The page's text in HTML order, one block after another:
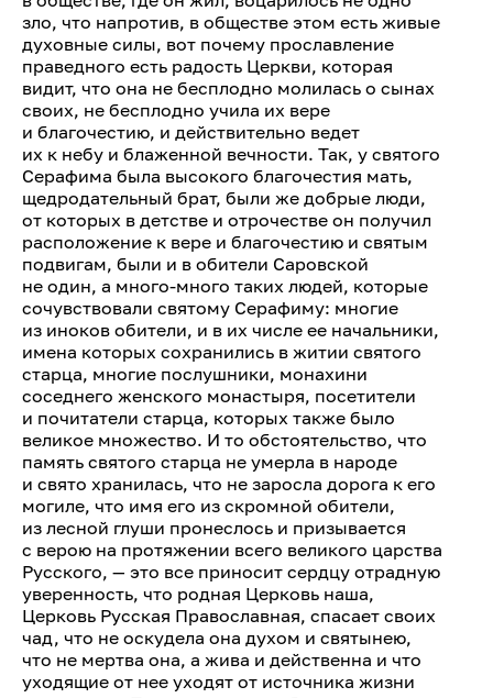
зло, что напротив, в обществе этом есть живые
духовные силы, вот почему прославление
праведного есть радость Церкви, которая
видит, что она не бесплодно молилась о сынах
своих, не бесплодно учила их вере
и благочестию, и действительно ведет
их к небу и блаженной вечности. Так, у святого
Серафима была высокого благочестия мать,
щедродательный брат, были же добрые люди,
от которых в детстве и отрочестве он получил
расположение к вере и благочестию и святым
подвигам, были и в обители Саровской
не один, а много-много таких людей, которые
сочувствовали святому Серафиму: многие
из иноков обители, и в их числе ее начальники,
имена которых сохранились в житии святого
старца, многие послушники, монахини
соседнего женского монастыря, посетители
и почитатели старца, которых также было
великое множество. И то обстоятельство, что
память святого старца не умерла в народе
и свято хранилась, что не заросла дорога к его
могиле, что имя его из скромной обители,
из лесной глуши пронеслось и призывается
с верою на протяжении всего великого царства
Русского, — это все приносит сердцу отрадную
уверенность, что родная Церковь наша,
Церковь Русская Православная, спасает своих
чад, что не оскудела она духом и святынею,
что не мертва она, а жива и действенна и что
уходящие от нее уходят от источника жизни